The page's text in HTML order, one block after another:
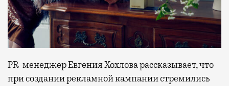
PR-менеджер Евгения Хохлова рассказывает, что
при создании рекламной кампании стремились